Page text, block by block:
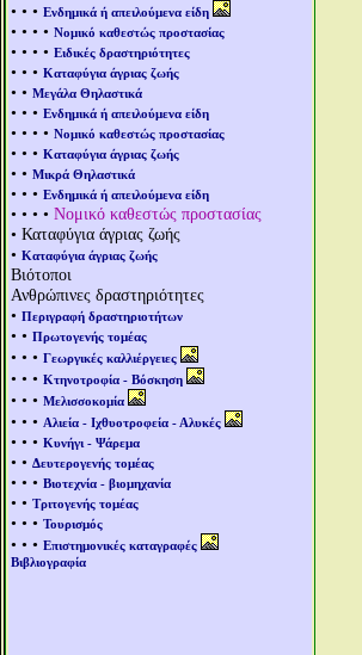
• • • Ενδημικά ή απειλούμενα είδη
• • • • Νομικό καθεστώς προστασίας
• • • • Ειδικές δραστηριότητες
• • • Καταφύγια άγριας ζωής
• • Μεγάλα Θηλαστικά
• • • Ενδημικά ή απειλούμενα είδη
• • • • Νομικό καθεστώς προστασίας
• • • Καταφύγια άγριας ζωής
• • Μικρά Θηλαστικά
• • • Ενδημικά ή απειλούμενα είδη
• • • • Νομικό καθεστώς προστασίας
• Καταφύγια άγριας ζωής
• Καταφύγια άγριας ζωής
Βιότοποι
Ανθρώπινες δραστηριότητες
• Περιγραφή δραστηριοτήτων
• • Πρωτογενής τομέας
• • • Γεωργικές καλλιέργειες
• • • Κτηνοτροφία - Βόσκηση
• • • Μελισσοκομία
• • • Αλιεία - Ιχθυοτροφεία - Αλυκές
• • • Κυνήγι - Ψάρεμα
• • Δευτερογενής τομέας
• • • Βιοτεχνία - βιομηχανία
• • Τριτογενής τομέας
• • • Τουρισμός
• • • Επιστημονικές καταγραφές
Βιβλιογραφία